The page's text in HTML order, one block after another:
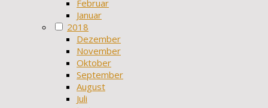
Februar
Januar
2018
Dezember
November
Oktober
September
August
Juli